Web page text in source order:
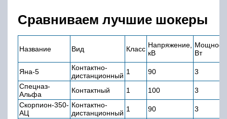
Сравниваем лучшие шокеры
Название Вид Класс Напряжение,
кВ
Вт
Яна-5
Контактно-
дистанционный 1 90
3
Спецназ-
Альфа
Контактный 1 100
3
Скорпион-350-
АЦ
Контактно-
дистанционный 1 90 3